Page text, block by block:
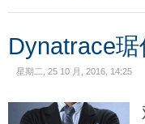
Dynatrace
星期二, 25 10 月, 2016, 14:25